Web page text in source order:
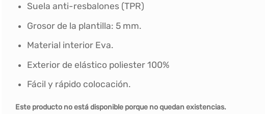
Suela anti-resbalones (TPR)
Grosor de la plantilla: 5 mm.
Material interior Eva.
Exterior de elástico poliester 100%
Fácil y rápido colocación.
Este producto no está disponible porque no quedan existencias.